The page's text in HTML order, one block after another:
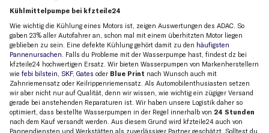
Kühlmittelpumpe bei kfzteile24
Wie wichtig die Kühlung eines Motors ist, zeigen Auswertungen des ADAC. So
gaben 23% aller Autofahrer an, schon mal mit einem überhitzten Motor liegen
geblieben zu sein. Eine defekte Kühlung gehört damit zu den häufigsten
Pannenursachen . Falls du Probleme mit der Wasserpumpe hast, findest dz bei
kfzteile24 hochwertigen Ersatz. Wir bieten Wasserpumpen von Markenherstellern
wie febi bilstein SKF, Gates oder Blue Print nach Wunsch auch mit
Zahnriemensatz oder Keilrippenriemensatz. Als Automobilenthusiasten setzen
wir aber nicht nur auf Qualität, denn wir wissen, wie wichtig ein zügiger Versand
gerade bei anstehenden Reparaturen ist. Wir haben unsere Logistik daher so
optimiert, dass bestellte Wasserpumpen in der Regel innerhalb von 24 Stunden
nach dem Kauf versandt werden. Aus diesem Grund wird kfzteile24 auch von
Pannendiensten und Werkstätten als zuverlässiger Partner geschätzt. Solltest du